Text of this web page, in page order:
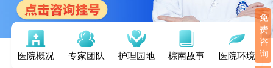
医院概况 专家团队 护理园地 棕南故事 医院环境
免
费
咨
询